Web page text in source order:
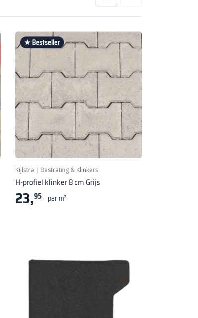
★ Bestseller
Kijlstra | Bestrating & Klinkers
H-profiel klinker 8 cm Grijs
23,95 per m²